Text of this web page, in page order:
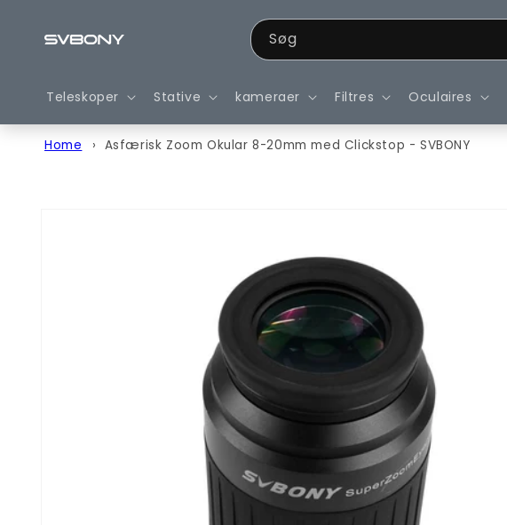
Søg
Teleskoper Stative kameraer Filtres Oculaires
Home Asfærisk Zoom Okular 8-20mm med Clickstop - SVBONY